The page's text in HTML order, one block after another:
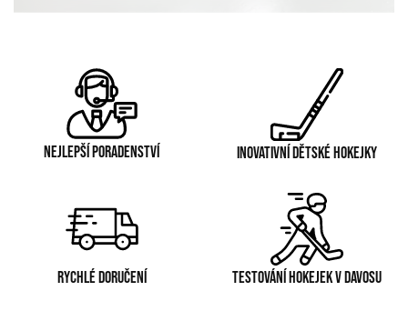
NEJLEPŠÍ PORADENSTVÍ INOVATIVNÍ DĚTSKÉ HOKEJKY
RYCHLÉ DORUČENÍ TESTOVÁNÍ HOKEJEK V DAVOSU